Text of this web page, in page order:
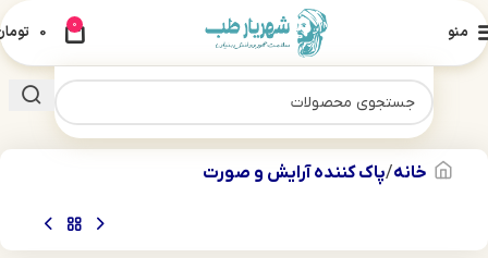
منو 0
0
خانه پاک کننده آرایش و صورت